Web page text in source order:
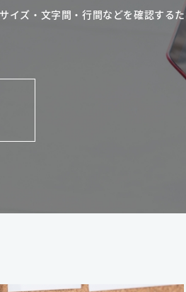
イズ・文字間・行間などを確認する